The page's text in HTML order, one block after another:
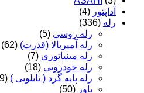
آداپتور (4)
رله (336)
رله روسی (5)
رله آمپربالا (قدرت) (62)
رله مینیاتوری (7)
رله خودرویی (18)
رله پایه گرد ( تابلویی ) (9)
پاور (50)